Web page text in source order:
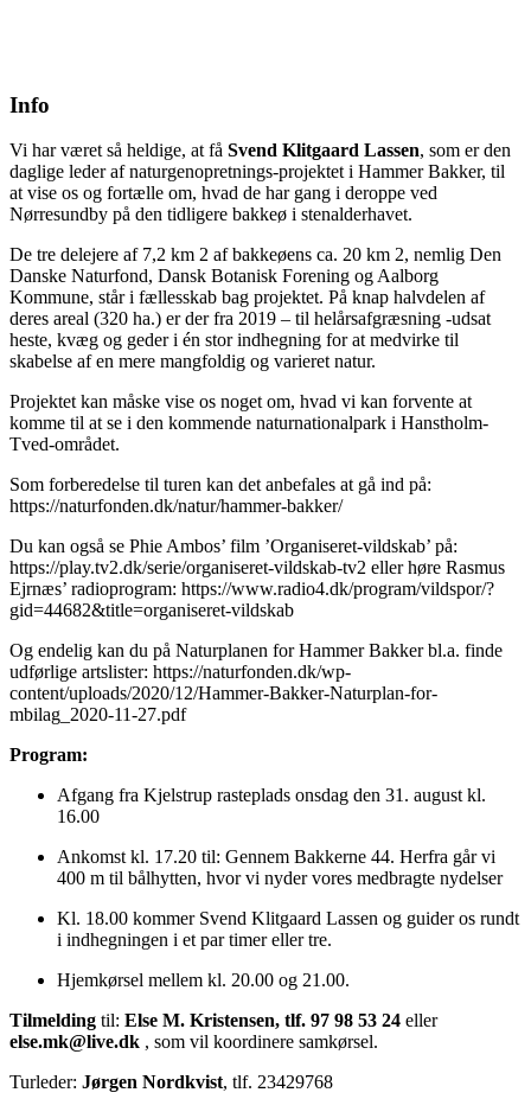
Info
Vi har været så heldige, at få Svend Klitgaard Lassen, som er den
daglige leder af naturgenopretnings-projektet i Hammer Bakker, til
at vise os og fortælle om, hvad de har gang i deroppe ved
Nørresundby på den tidligere bakkeø i stenalderhavet.
De tre delejere af 7,2 km 2 af bakkeøens ca. 20 km 2, nemlig Den
Danske Naturfond, Dansk Botanisk Forening og Aalborg
Kommune, står i fællesskab bag projektet. På knap halvdelen af
deres areal (320 ha.) er der fra 2019 – til helårsafgræsning -udsat
heste, kvæg og geder i én stor indhegning for at medvirke til
skabelse af en mere mangfoldig og varieret natur.
Projektet kan måske vise os noget om, hvad vi kan forvente at
komme til at se i den kommende naturnationalpark i Hanstholm-
Tved-området.
Som forberedelse til turen kan det anbefales at gå ind på:
https://naturfonden.dk/natur/hammer-bakker/
Du kan også se Phie Ambos’ film ’Organiseret-vildskab’ på:
https://play.tv2.dk/serie/organiseret-vildskab-tv2 eller høre Rasmus
Ejrnæs’ radioprogram: https://www.radio4.dk/program/vildspor/?
gid=44682&title=organiseret-vildskab
Og endelig kan du på Naturplanen for Hammer Bakker bl.a. finde
udførlige artslister: https://naturfonden.dk/wp-
content/uploads/2020/12/Hammer-Bakker-Naturplan-for-
mbilag_2020-11-27.pdf
Program:
Afgang fra Kjelstrup rasteplads onsdag den 31. august kl.
16.00
Ankomst kl. 17.20 til: Gennem Bakkerne 44. Herfra går vi
400 m til bålhytten, hvor vi nyder vores medbragte nydelser
Kl. 18.00 kommer Svend Klitgaard Lassen og guider os rundt
i indhegningen i et par timer eller tre.
Hjemkørsel mellem kl. 20.00 og 21.00.
Tilmelding til: Else M. Kristensen, tlf. 97 98 53 24 eller
else.mk@live.dk , som vil koordinere samkørsel.
Turleder: Jørgen Nordkvist, tlf. 23429768